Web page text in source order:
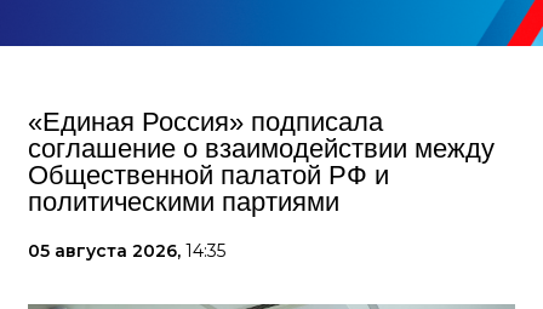
«Единая Россия» подписала
соглашение о взаимодействии между
Общественной палатой РФ и
политическими партиями
05 августа 2026, 14:35